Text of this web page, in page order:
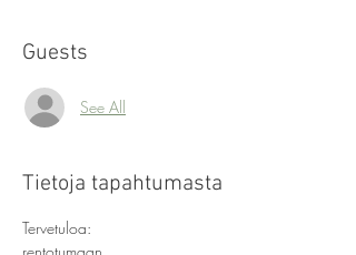
Guests
See All
Tietoja tapahtumasta
Tervetuloa: